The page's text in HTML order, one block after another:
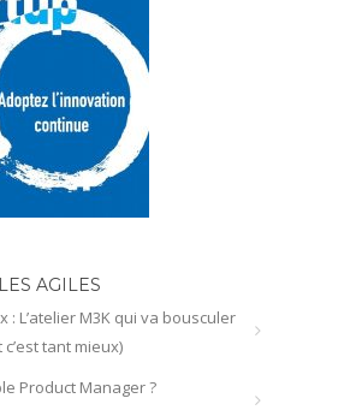
AGILES
: L’atelier M3K qui va bousculer
tant mieux)
Product Manager ?